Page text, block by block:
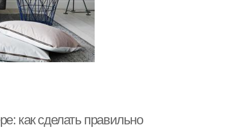
как сделать правильно